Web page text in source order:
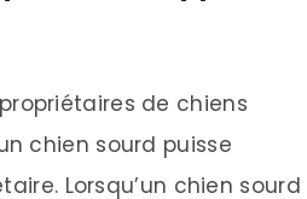
de chiens
chien sourd puisse
Lorsqu’un chien sourd